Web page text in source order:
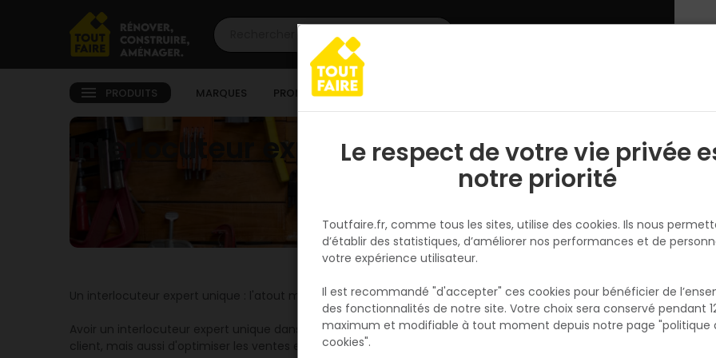
PRODUITS MARQUES PROMOTIONS
Interlocuteur expert unique
Un interlocuteur expert unique : l'atout majeur pour optimiser l'expérience client et les ventes
Avoir un interlocuteur expert unique dans les magasins chezTout Faire est un atout majeur. Cela permet non
client, mais aussi d'optimiser les ventes et de renforcer la position concurrentielle du magasin sur le marché.
Le respect de votre vie privée
notre priorité
Toutfaire.fr, comme tous les sites, utilise des cookies. Ils nous
d’établir des statistiques, d’améliorer nos performances et de
votre expérience utilisateur.
Il est recommandé "d'accepter" ces cookies pour bénéficier de
des fonctionnalités de notre site. Votre choix sera conservé pendant
maximum et modifiable à tout moment depuis notre page "politique
cookies".